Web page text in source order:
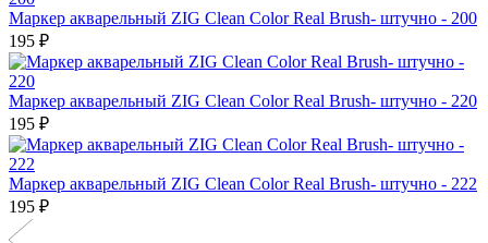
Маркер акварельный ZIG Clean Color Real Brush- штучно - 200
195 ₽
Маркер акварельный ZIG Clean Color Real Brush- штучно - 220
195 ₽
Маркер акварельный ZIG Clean Color Real Brush- штучно - 222
195 ₽